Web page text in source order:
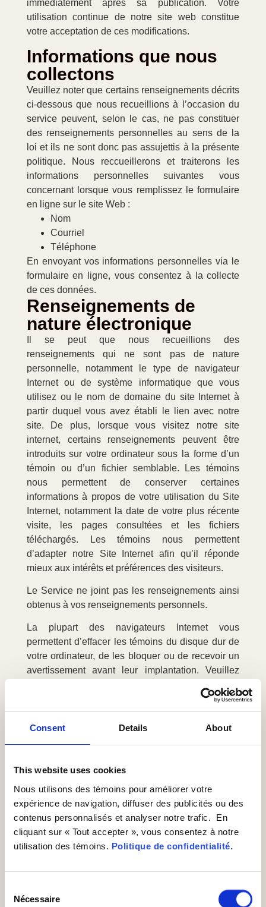
Consent Details About
This website uses cookies
Nous utilisons des témoins pour améliorer votre
expérience de navigation, diffuser des publicités ou des
contenus personnalisés et analyser notre trafic. En
cliquant sur « Tout accepter », vous consentez à notre
utilisation des témoins. Politique de confidentialité.
Selection
Nécessaire
immédiatement après sa publication. Votre
utilisation continue de notre site web constitue
votre acceptation de ces modifications.
Informations que nous
collectons
Veuillez noter que certains renseignements décrits
ci-dessous que nous recueillions à l’occasion du
service peuvent, selon le cas, ne pas constituer
des renseignements personnelles au sens de la
loi et ils ne sont donc pas assujettis à la présente
politique. Nous reccueillerons et traiterons les
informations personnelles suivantes vous
concernant lorsque vous remplissez le formulaire
en ligne sur le site Web :
Nom
Courriel
Téléphone
En envoyant vos informations personnelles via le
formulaire en ligne, vous consentez à la collecte
de ces données.
Renseignements de
nature électronique
Il se peut que nous recueillions des
renseignements qui ne sont pas de nature
personnelle, notamment le type de navigateur
Internet ou de système informatique que vous
utilisez ou le nom de domaine du site Internet à
partir duquel vous avez établi le lien avec notre
site. De plus, lorsque vous visitez notre site
internet, certains renseignements peuvent être
introduits sur votre ordinateur sous la forme d’un
témoin ou d’un fichier semblable. Les témoins
nous permettent de conserver certaines
informations à propos de votre utilisation du Site
Internet, notamment la date de votre plus récente
visite, les pages consultées et les fichiers
téléchargés. Les témoins nous permettent
d’adapter notre Site Internet afin qu’il réponde
mieux aux intérêts et préférences des visiteurs.
Le Service ne joint pas les renseignements ainsi
obtenus à vos renseignements personnels.
La plupart des navigateurs Internet vous
permettent d’effacer les témoins du disque dur de
votre ordinateur, de les bloquer ou de recevoir un
avertissement avant leur implantation. Veuillez
Hyperliens extérieurs
affichés sur notre site
Web exploités par des tiers. En cliquant sur ces
liens, vous quittez le Site. Le Service n’exerce
aucun contrôle sur l’exploitation de ces sites Web
et le fait qu’ils soient répertoriés sur notre Site
n’engage d’aucune façon la responsabilité du
Service. Toutes les informations personnelles que
seront sujettes à la politique de protection des
Conservation de vos